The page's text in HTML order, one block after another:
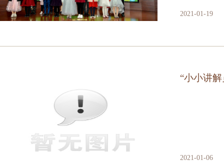
2021-01-19
“小小讲
2021-01-06